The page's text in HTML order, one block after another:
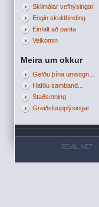
Skilmálar vefhýsingar
Engin skuldbinding
Einfalt að panta
Velkomin
Meira um okkur
Gefðu þína umsögn...
Hafðu samband...
Staðsetning
Greiðsluupplýsingar
EDAL.NET -